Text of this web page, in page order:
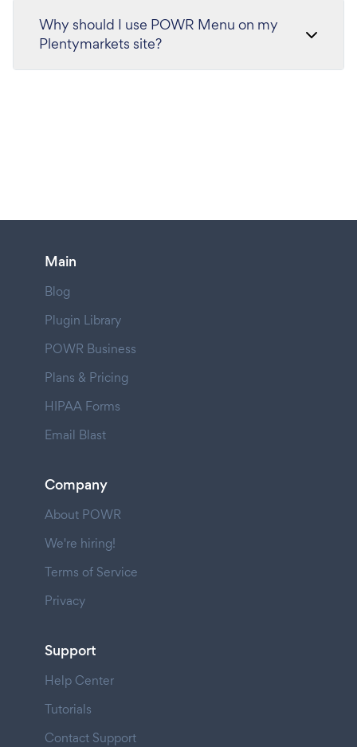
Why should I use POWR Menu on my
Plentymarkets site?
Main
Blog
Plugin Library
POWR Business
Plans & Pricing
HIPAA Forms
Email Blast
Company
About POWR
We're hiring!
Terms of Service
Privacy
Support
Help Center
Tutorials
Contact Support